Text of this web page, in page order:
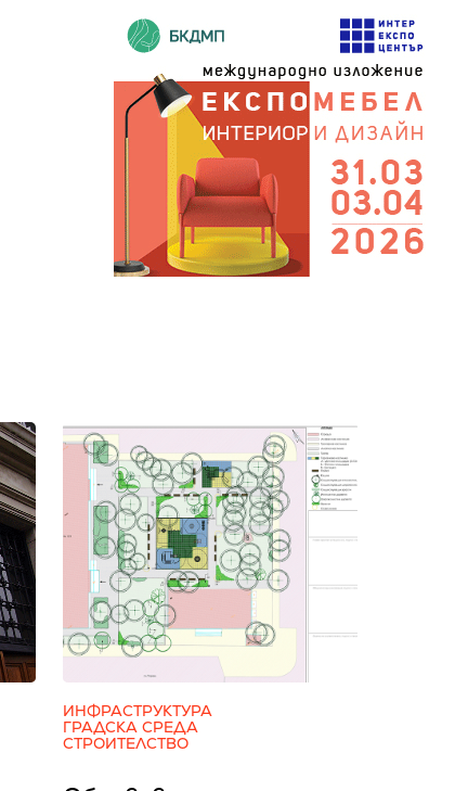
ИНФРАСТРУКТУРА
ГРАДСКА СРЕДА
СТРОИТЕЛСТВО